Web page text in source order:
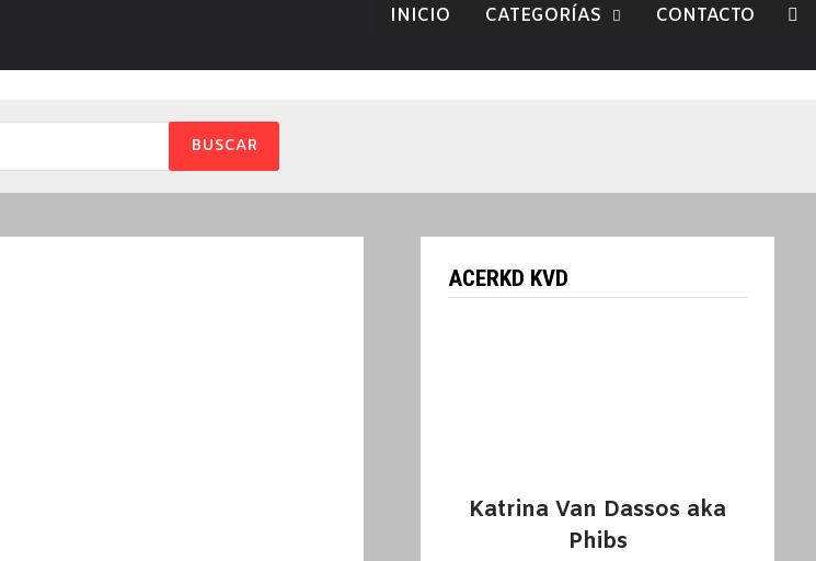
INICIO CATEGORÍAS CONTACTO
ACERKD KVD
Katrina Van Dassos aka
Phibs